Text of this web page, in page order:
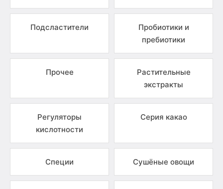
Подсластители
Пробиотики и
пребиотики
Прочее
Растительные
экстракты
Регуляторы
кислотности
Серия какао
Специи Сушёные овощи